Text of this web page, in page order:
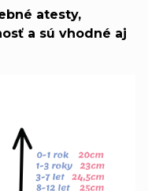
atesty,
a sú vhodné aj